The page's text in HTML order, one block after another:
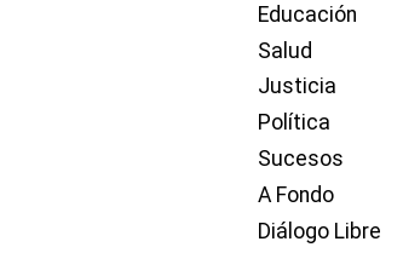
Educación
Salud
Justicia
Política
Sucesos
A Fondo
Diálogo Libre